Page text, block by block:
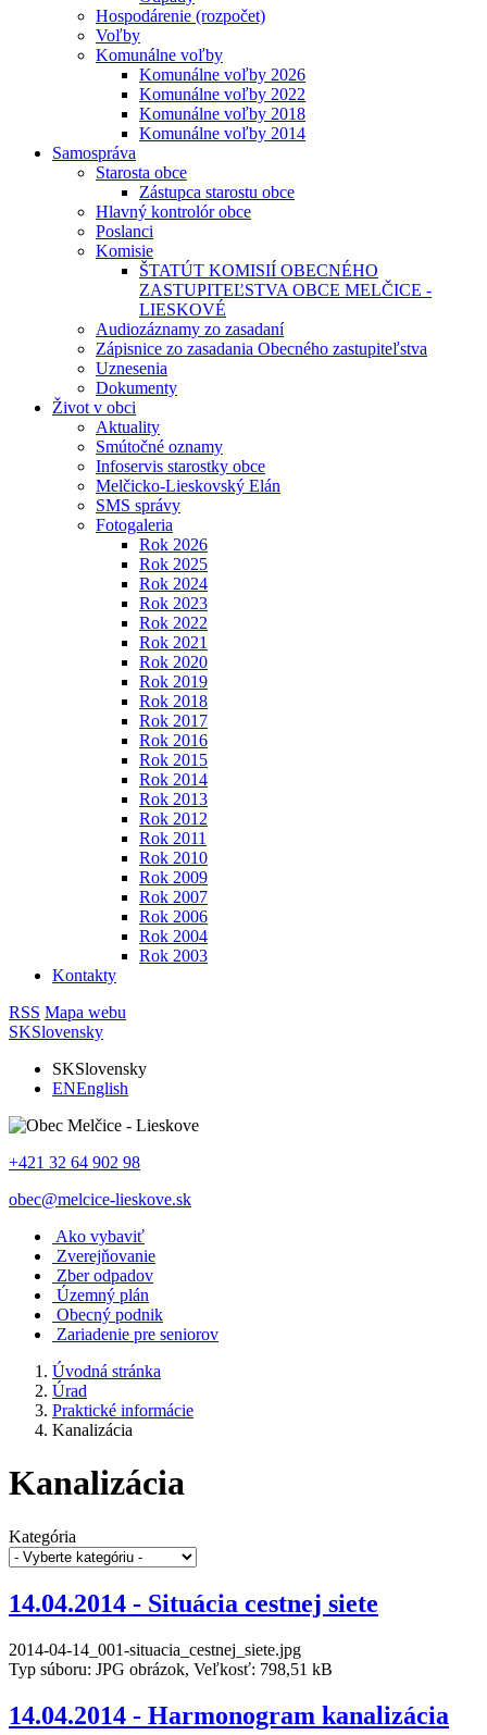
Hospodárenie (rozpočet)
Voľby
Komunálne voľby
Komunálne voľby 2026
Komunálne voľby 2022
Komunálne voľby 2018
Komunálne voľby 2014
Samospráva
Starosta obce
Zástupca starostu obce
Hlavný kontrolór obce
Poslanci
Komisie
ŠTATÚT KOMISIÍ OBECNÉHO
ZASTUPITEĽSTVA OBCE MELČICE -
LIESKOVÉ
Audiozáznamy zo zasadaní
Zápisnice zo zasadania Obecného zastupiteľstva
Uznesenia
Dokumenty
Život v obci
Aktuality
Smútočné oznamy
Infoservis starostky obce
Melčicko-Lieskovský Elán
SMS správy
Fotogaleria
Rok 2026
Rok 2025
Rok 2024
Rok 2023
Rok 2022
Rok 2021
Rok 2020
Rok 2019
Rok 2018
Rok 2017
Rok 2016
Rok 2015
Rok 2014
Rok 2013
Rok 2012
Rok 2011
Rok 2010
Rok 2009
Rok 2007
Rok 2006
Rok 2004
Rok 2003
Kontakty
RSS Mapa webu
SKSlovensky
SKSlovensky
ENEnglish
+421 32 64 902 98
obec@melcice-lieskove.sk
Ako vybaviť
Zverejňovanie
Zber odpadov
Územný plán
Obecný podnik
Zariadenie pre seniorov
Úvodná stránka
Úrad
Praktické informácie
Kanalizácia
Kanalizácia
Kategória
14.04.2014 - Situácia cestnej siete
2014-04-14_001-situacia_cestnej_siete.jpg
Typ súboru: JPG obrázok, Veľkosť: 798,51 kB
14.04.2014 - Harmonogram kanalizácia